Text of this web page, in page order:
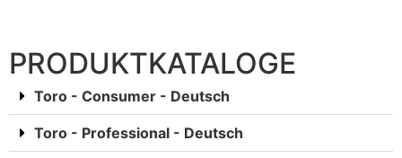
PRODUKTKATALOGE
Toro - Consumer - Deutsch
Toro - Professional - Deutsch